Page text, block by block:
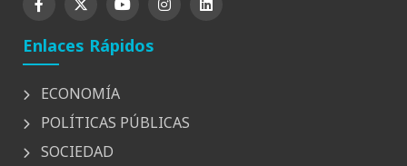
Enlaces Rápidos
ECONOMÍA
POLÍTICAS PÚBLICAS
SOCIEDAD